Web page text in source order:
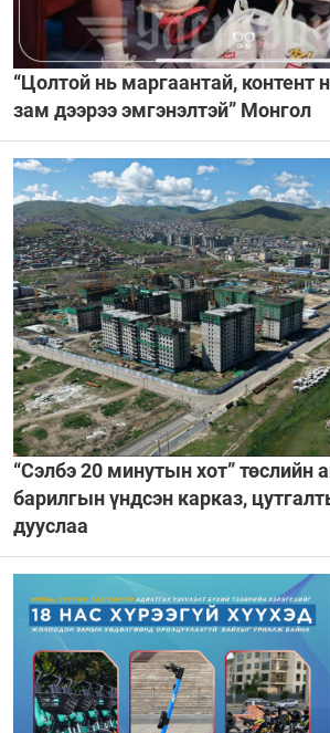
“Цолтой нь маргаантай, контент
зам дээрээ эмгэнэлтэй” Монгол
“Сэлбэ 20 минутын хот” төслийн
барилгын үндсэн карказ,
дууслаа